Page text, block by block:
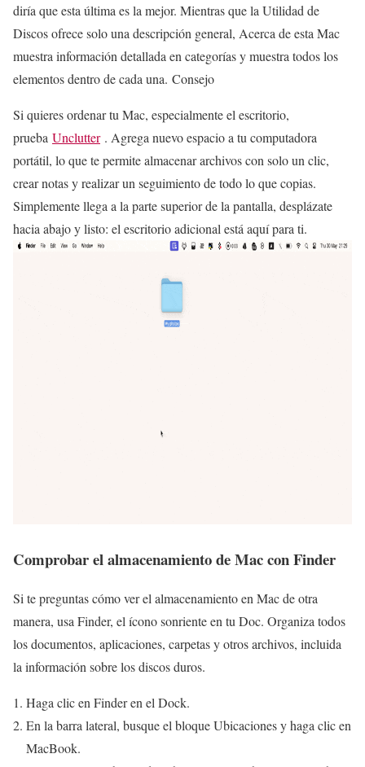
diría que esta última es la mejor. Mientras que la Utilidad de
Discos ofrece solo una descripción general, Acerca de esta Mac
muestra información detallada en categorías y muestra todos los
elementos dentro de cada una. Consejo
Si quieres ordenar tu Mac, especialmente el escritorio,
prueba Unclutter. Agrega nuevo espacio a tu computadora
portátil, lo que te permite almacenar archivos con solo un clic,
crear notas y realizar un seguimiento de todo lo que copias.
Simplemente llega a la parte superior de la pantalla, desplázate
hacia abajo y listo: el escritorio adicional está aquí para ti.
Comprobar el almacenamiento de Mac con Finder
Si te preguntas cómo ver el almacenamiento en Mac de otra
manera, usa Finder, el ícono sonriente en tu Doc. Organiza todos
los documentos, aplicaciones, carpetas y otros archivos, incluida
la información sobre los discos duros.
Haga clic en Finder en el Dock.
En la barra lateral, busque el bloque Ubicaciones y haga clic en
MacBook.